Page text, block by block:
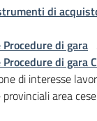
di
di gara
di gara
di interesse
area